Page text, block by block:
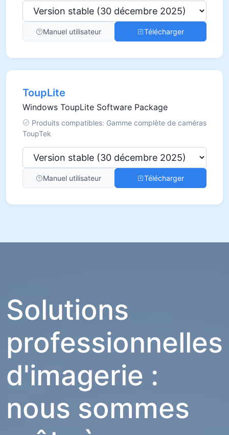
Manuel utilisateur Télécharger
ToupLite
Windows ToupLite Software Package
Produits compatibles: Gamme complète de caméras
ToupTek
Manuel utilisateur Télécharger
Solutions
professionnelles
d'imagerie :
nous sommes